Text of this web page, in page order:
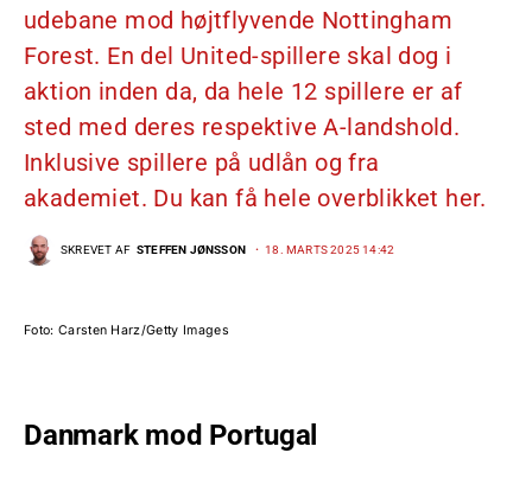
udebane mod højtflyvende Nottingham
Forest. En del United-spillere skal dog i
aktion inden da, da hele 12 spillere er af
sted med deres respektive A-landshold.
Inklusive spillere på udlån og fra
akademiet. Du kan få hele overblikket her.
SKREVET AF STEFFEN JØNSSON 18. MARTS 2025 14:42
Foto: Carsten Harz/Getty Images
Danmark mod Portugal